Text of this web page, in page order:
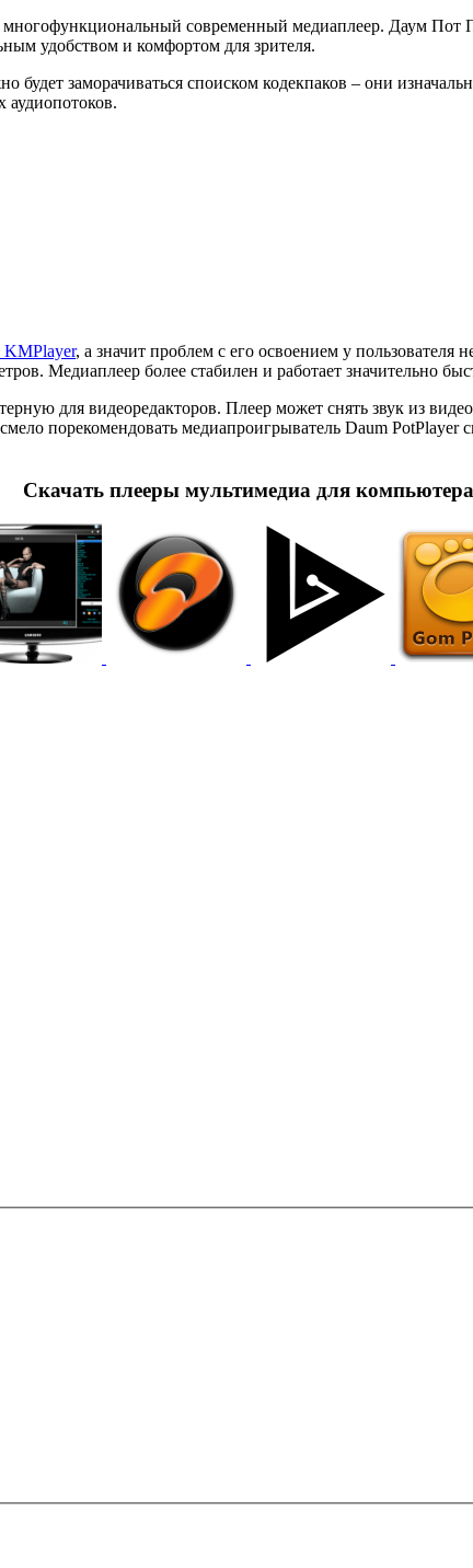
современный медиаплеер. Даум Пот
удобством и комфортом для зрителя.
будет заморачиваться споиском кодек­паков – они
аудиопотоков.
KMPlayer, а значит проблем с его освоением у
Медиаплеер более стабилен и работает значительно
для видеоредакторов. Плеер может снять звук из
порекомендовать медиапроигрыватель Daum PotPlayer
Скачать плееры мультимедиа для компьютера